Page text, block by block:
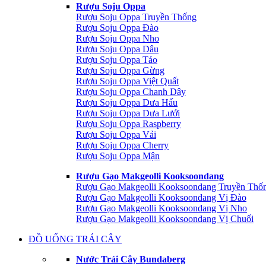
Rượu Soju Oppa
Rượu Soju Oppa Truyền Thống
Rượu Soju Oppa Đào
Rượu Soju Oppa Nho
Rượu Soju Oppa Dâu
Rượu Soju Oppa Táo
Rượu Soju Oppa Gừng
Rượu Soju Oppa Việt Quất
Rượu Soju Oppa Chanh Dây
Rượu Soju Oppa Dưa Hấu
Rượu Soju Oppa Dưa Lưới
Rượu Soju Oppa Raspberry
Rượu Soju Oppa Vải
Rượu Soju Oppa Cherry
Rượu Soju Oppa Mận
Rượu Gạo Makgeolli Kooksoondang
Rượu Gạo Makgeolli Kooksoondang Truyền
Rượu Gạo Makgeolli Kooksoondang Vị Đào
Rượu Gạo Makgeolli Kooksoondang Vị Nho
Rượu Gạo Makgeolli Kooksoondang Vị Chuối
ĐỒ UỐNG TRÁI CÂY
Nước Trái Cây Bundaberg